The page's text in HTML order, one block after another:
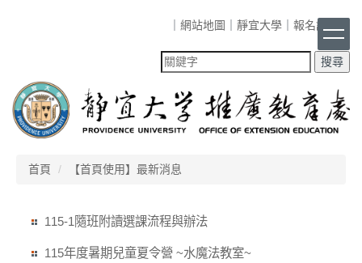
容
區
網站地圖 靜宜大學 報名課程
首頁 【首頁使用】最新消息
115-1隨班附讀選課流程與辦法
115年度暑期兒童夏令營 ~水魔法教室~